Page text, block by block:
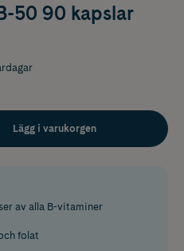
50 90 kapslar
Lägg i varukorgen
av alla B-vitaminer
folat